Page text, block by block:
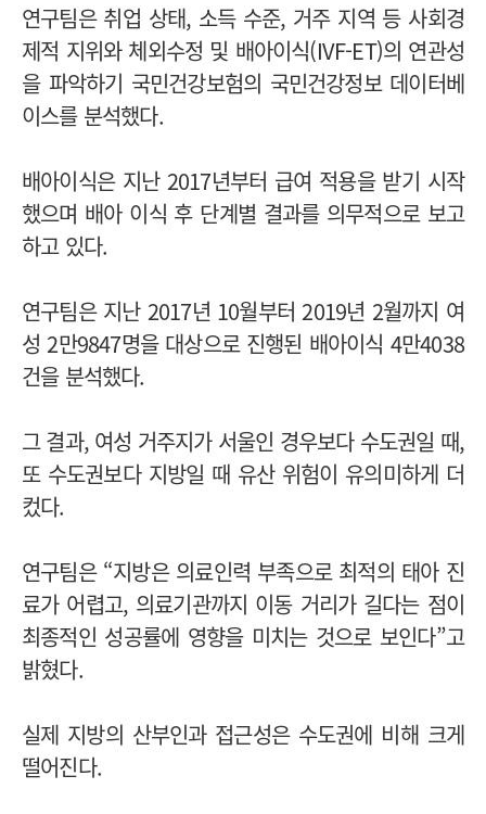
연구팀은 취업 상태, 소득 수준, 거주 지역 등 사회경
제적 지위와 체외수정 및 배아이식(IVF-ET)의 연관성
을 파악하기 국민건강보험의 국민건강정보 데이터베
이스를 분석했다.
배아이식은 지난 2017년부터 급여 적용을 받기 시작
했으며 배아 이식 후 단계별 결과를 의무적으로 보고
하고 있다.
연구팀은 지난 2017년 10월부터 2019년 2월까지 여
성 2만9847명을 대상으로 진행된 배아이식 4만4038
건을 분석했다.
그 결과, 여성 거주지가 서울인 경우보다 수도권일 때,
또 수도권보다 지방일 때 유산 위험이 유의미하게 더
컸다.
연구팀은 “지방은 의료인력 부족으로 최적의 태아 진
료가 어렵고, 의료기관까지 이동 거리가 길다는 점이
최종적인 성공률에 영향을 미치는 것으로 보인다”고
밝혔다.
실제 지방의 산부인과 접근성은 수도권에 비해 크게
떨어진다.